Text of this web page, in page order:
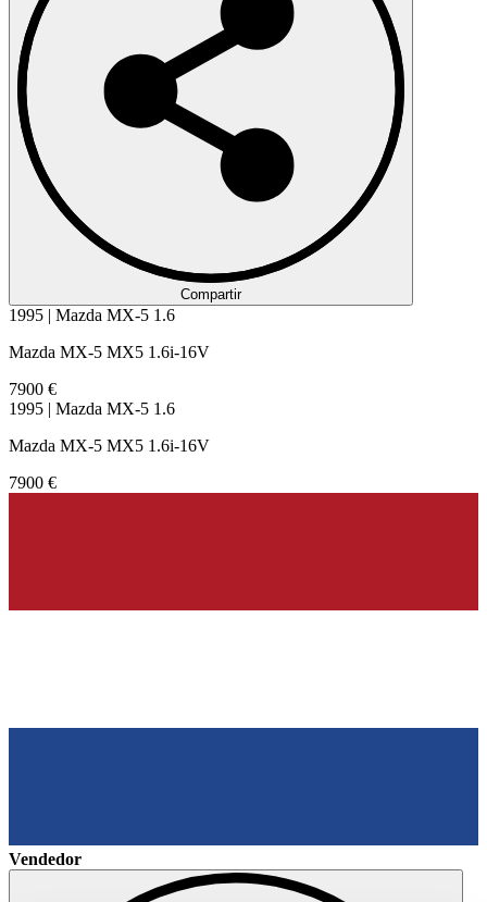
Compartir
1995 | Mazda MX-5 1.6
Mazda MX-5 MX5 1.6i-16V
7900 €
1995 | Mazda MX-5 1.6
Mazda MX-5 MX5 1.6i-16V
7900 €
Vendedor